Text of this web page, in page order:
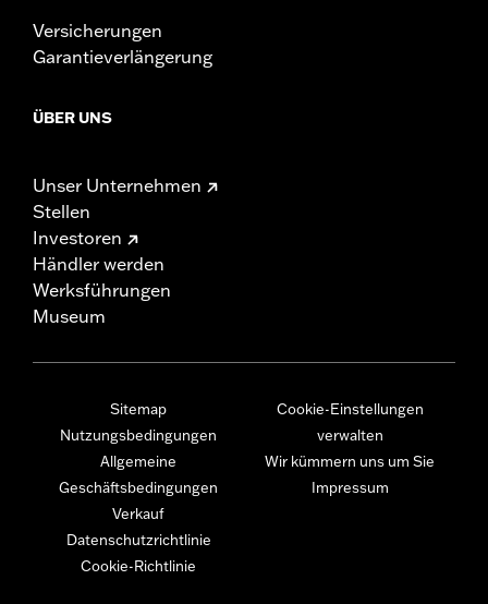
Versicherungen
Garantieverlängerung
ÜBER UNS
Unser Unternehmen
Stellen
Investoren
Händler werden
Werksführungen
Museum
Sitemap
Nutzungsbedingungen
Allgemeine
Geschäftsbedingungen
Verkauf
Datenschutzrichtlinie
Cookie-Richtlinie
Cookie-Einstellungen
verwalten
Wir kümmern uns um Sie
Impressum